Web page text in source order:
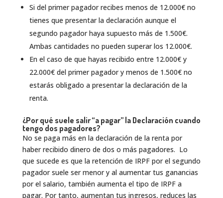
Si del primer pagador recibes menos de 12.000€ no
tienes que presentar la declaración aunque el
segundo pagador haya supuesto más de 1.500€.
Ambas cantidades no pueden superar los 12.000€.
En el caso de que hayas recibido entre 12.000€ y
22.000€ del primer pagador y menos de 1.500€ no
estarás obligado a presentar la declaración de la
renta.
¿Por qué suele salir “a pagar” la Declaración cuando
tengo dos pagadores?
No se paga más en la declaración de la renta por
haber recibido dinero de dos o más pagadores. Lo
que sucede es que la retención de IRPF por el segundo
pagador suele ser menor y al aumentar tus ganancias
por el salario, también aumenta el tipo de IRPF a
pagar. Por tanto, aumentan tus ingresos, reduces las